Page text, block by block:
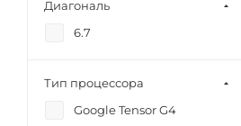
Диагональ
6.7
Тип процессора
Google Tensor G4